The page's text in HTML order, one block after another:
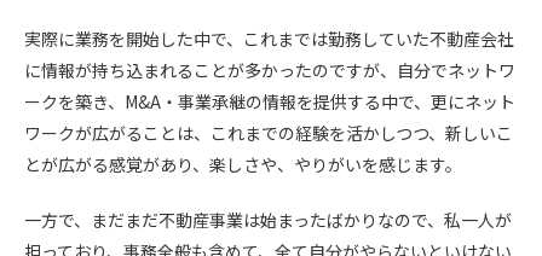
実際に業務を開始した中で、これまでは勤務していた不動産会社
に情報が持ち込まれることが多かったのですが、自分でネットワ
ークを築き、M&A・事業承継の情報を提供する中で、更にネット
ワークが広がることは、これまでの経験を活かしつつ、新しいこ
とが広がる感覚があり、楽しさや、やりがいを感じます。
一方で、まだまだ不動産事業は始まったばかりなので、私一人が
担っており、事務全般も含めて、全て自分がやらないといけない